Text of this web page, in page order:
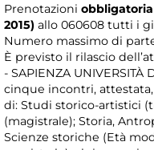
Prenotazioni
2015) allo 060608 tutti i
Numero massimo di
È previsto il rilascio
- SAPIENZA
cinque incontri,
di: Studi storico-artistici
(magistrale); Storia,
Scienze storiche (Età